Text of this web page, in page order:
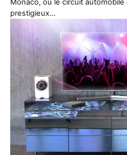
Monaco, où le circuit automobile
prestigieux…